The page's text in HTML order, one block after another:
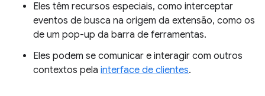
Eles têm recursos especiais, como interceptar
eventos de busca na origem da extensão, como os
de um pop-up da barra de ferramentas.
Eles podem se comunicar e interagir com outros
contextos pela interface de clientes.